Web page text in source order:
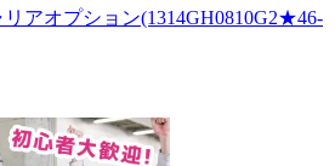
アオプション(1314GH0810G2★46-